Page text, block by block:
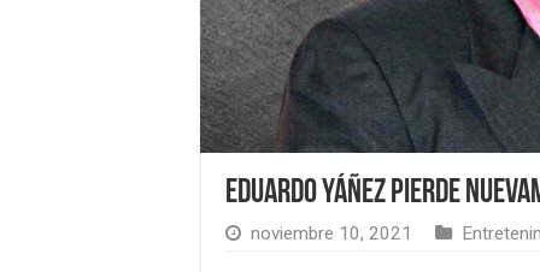
Eduardo Yáñez pierde
noviembre 10, 2021